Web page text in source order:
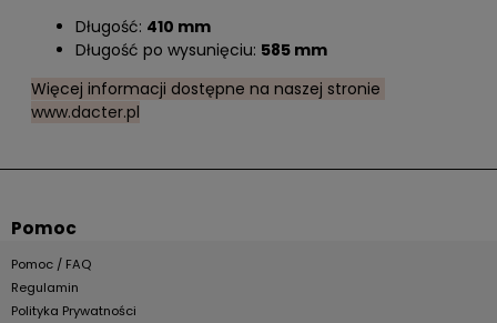
Długość: 410 mm
Długość po wysunięciu: 585 mm
Więcej informacji dostępne na naszej stronie
www.dacter.pl
Pomoc
Pomoc / FAQ
Regulamin
Polityka Prywatności